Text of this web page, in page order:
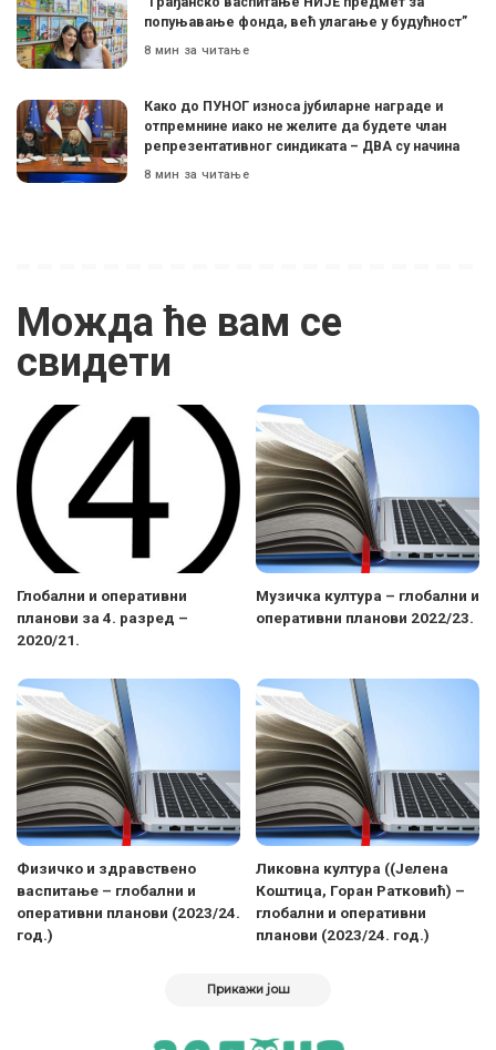
попуњавање фонда, већ улагање у будућност”
8 мин за читање
Како до ПУНОГ износа јубиларне награде и
отпремнине иако не желите да будете члан
репрезентативног синдиката – ДВА су начина
8 мин за читање
Можда ће вам се
свидети
Глобални и оперативни
планови за 4. разред –
2020/21.
Музичка култура – глобални и
оперативни планови 2022/23.
Физичко и здравствено
васпитање – глобални и
оперативни планови (2023/24.
год.)
Ликовна култура ((Јелена
Коштица, Горан Ратковић) –
глобални и оперативни
планови (2023/24. год.)
Прикажи још